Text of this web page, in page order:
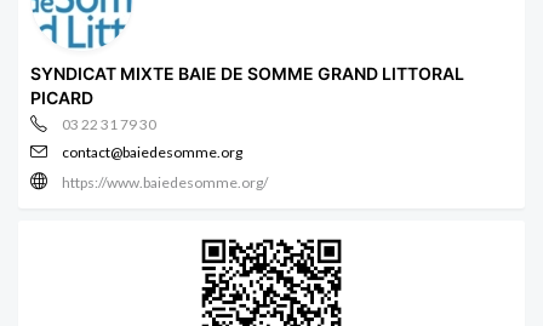
SYNDICAT MIXTE BAIE DE SOMME GRAND LITTORAL
PICARD
03 22 31 79 30
contact@baiedesomme.org
https://www.baiedesomme.org/